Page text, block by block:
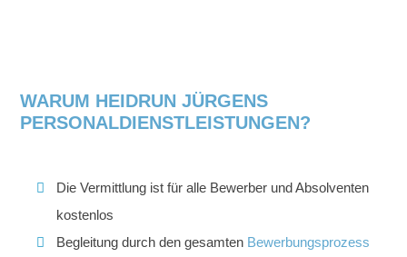
WARUM HEIDRUN JÜRGENS
PERSONALDIENSTLEISTUNGEN?
Die Vermittlung ist für alle Bewerber und Absolventen
kostenlos
Begleitung durch den gesamten Bewerbungsprozess